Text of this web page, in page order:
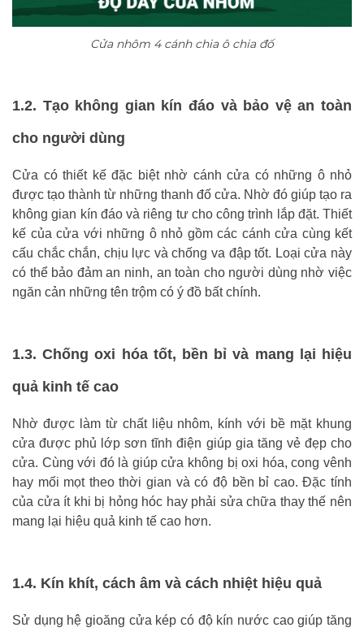
Cửa nhôm 4 cánh chia ô chia đố
1.2. Tạo không gian kín đáo và bảo vệ an toàn
cho người dùng
Cửa có thiết kế đặc biệt nhờ cánh cửa có những ô nhỏ
được tạo thành từ những thanh đố cửa. Nhờ đó giúp tạo ra
không gian kín đáo và riêng tư cho công trình lắp đặt. Thiết
kế của cửa với những ô nhỏ gồm các cánh cửa cùng kết
cấu chắc chắn, chịu lực và chống va đập tốt. Loại cửa này
có thể bảo đảm an ninh, an toàn cho người dùng nhờ việc
ngăn cản những tên trộm có ý đồ bất chính.
1.3. Chống oxi hóa tốt, bền bỉ và mang lại hiệu
quả kinh tế cao
Nhờ được làm từ chất liệu nhôm, kính với bề mặt khung
cửa được phủ lớp sơn tĩnh điện giúp gia tăng vẻ đẹp cho
cửa. Cùng với đó là giúp cửa không bị oxi hóa, cong vênh
hay mối mọt theo thời gian và có độ bền bỉ cao. Đặc tính
của cửa ít khi bị hỏng hóc hay phải sửa chữa thay thế nên
mang lại hiệu quả kinh tế cao hơn.
1.4. Kín khít, cách âm và cách nhiệt hiệu quả
Sử dụng hệ gioăng cửa kép có độ kín nước cao giúp tăng